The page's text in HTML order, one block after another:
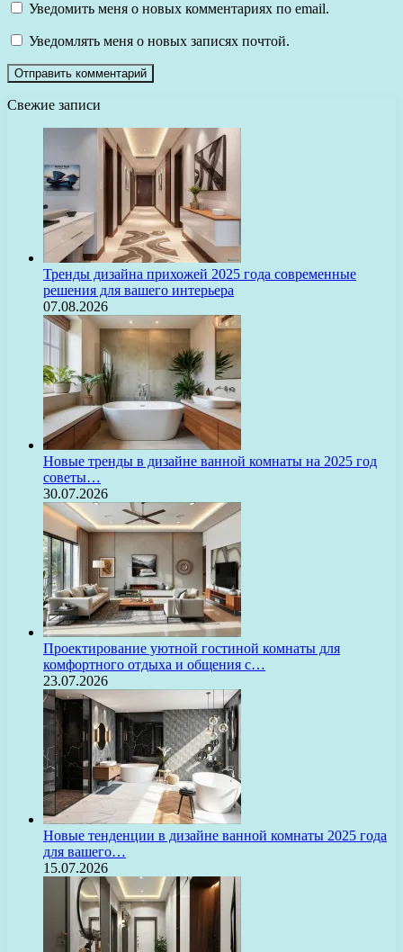
Уведомить меня о новых комментариях по email.
Уведомлять меня о новых записях почтой.
Свежие записи
Тренды дизайна прихожей 2025 года современные
решения для вашего интерьера
07.08.2026
Новые тренды в дизайне ванной комнаты на 2025 год
советы…
30.07.2026
Проектирование уютной гостиной комнаты для
комфортного отдыха и общения с…
23.07.2026
Новые тенденции в дизайне ванной комнаты 2025 года
для вашего…
15.07.2026